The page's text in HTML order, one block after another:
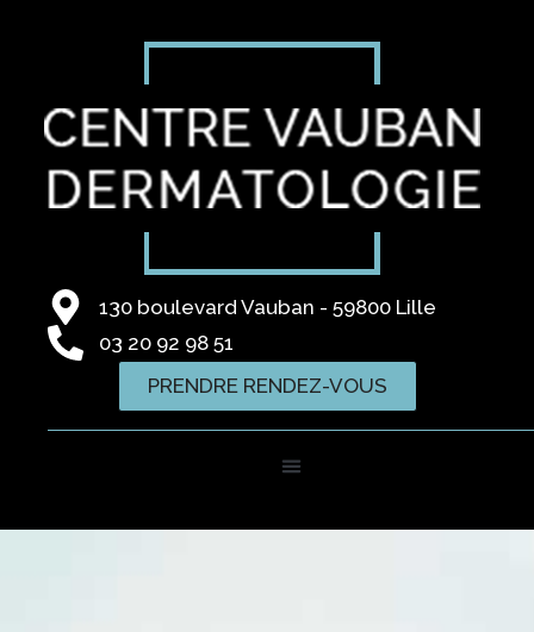
130 boulevard Vauban - 59800 Lille
03 20 92 98 51
PRENDRE RENDEZ-VOUS